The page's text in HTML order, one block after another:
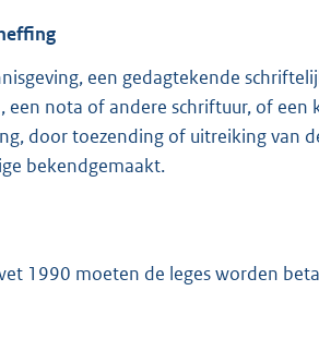
een gedagtekende
nota of andere schriftuur, of een
door toezending of uitreiking van
bekendgemaakt.
1990 moeten de leges worden